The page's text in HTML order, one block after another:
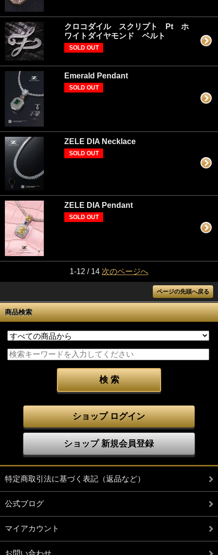
クロコダイル スクリプト Pt ホ
ワイトダイヤモンド ベルト
SOLD OUT
Emerald Pendant
SOLD OUT
ZELE DIA Necklace
SOLD OUT
ZELE DIA Pendant
SOLD OUT
1-12 / 14 次のページへ
ページの先頭へ戻る
商品検索
ショップ ログイン
ショップ 新規会員登録
特定商取引法に基づく表記（返品など）
公式ブログ
マイアカウント
お問い合わせ